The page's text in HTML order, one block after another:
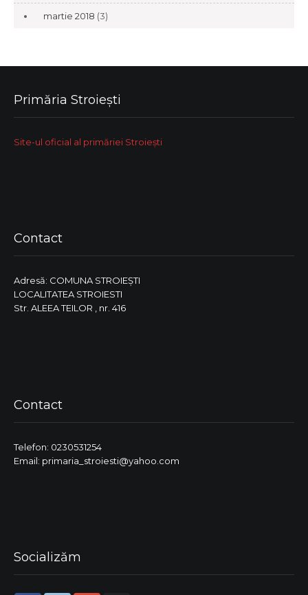
martie 2018 (3)
Primăria Stroiești
Site-ul oficial al primăriei Stroiești
Contact
Adresă: COMUNA STROIEŞTI
LOCALITATEA STROIESTI
Str. ALEEA TEILOR , nr. 416
Contact
Telefon: 0230531254
Email: primaria_stroiesti@yahoo.com
Socializăm